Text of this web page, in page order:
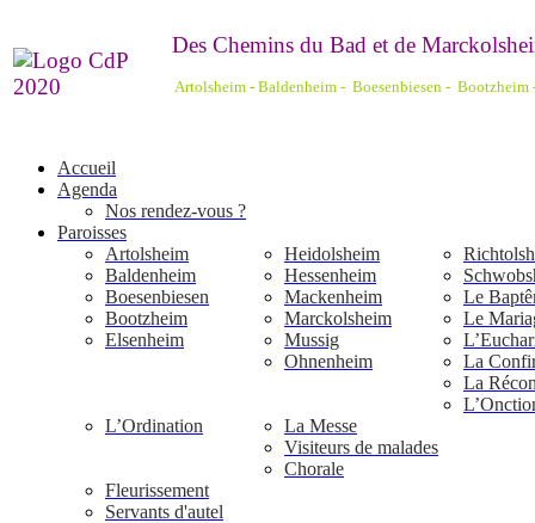
Des Chemins du Bad et de
Artolsheim - Baldenheim - Boesenbiesen -
Accueil
Agenda
Nos rendez-vous ?
Paroisses
Artolsheim
Baldenheim
Boesenbiesen
Bootzheim
Elsenheim
Heidolsheim
Hessenheim
Mackenheim
Marckolsheim
Mussig
Ohnenheim
Le
Le
La
La
L’Ordination
La Messe
Visiteurs de malades
Chorale
Fleurissement
Servants d'autel